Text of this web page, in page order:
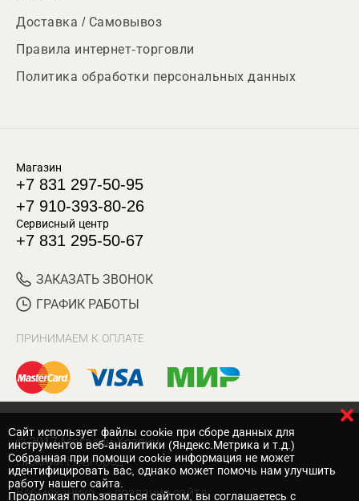
Доставка / Самовывоз
Правила интернет-торговли
Политика обработки персональных данных
Магазин
+7 831 297-50-95
+7 910-393-80-26
Сервисный центр
+7 831 295-50-67
ЗАКАЗАТЬ ЗВОНОК
ГРАФИК РАБОТЫ
ПРИНИМАЕМ К ОПЛАТЕ
© 2017 Магазин Хозяин
Нижний Новгород
Вебмеханика — создание сайта
Cайт использует файлы cookie при сборе данных для
инструментов веб-аналитики (Яндекс.Метрика и т.д.)
Собранная при помощи cookie информация не может
идентифицировать вас, однако может помочь нам улучшить
работу нашего сайта.
Продолжая пользоваться сайтом, вы соглашаетесь с